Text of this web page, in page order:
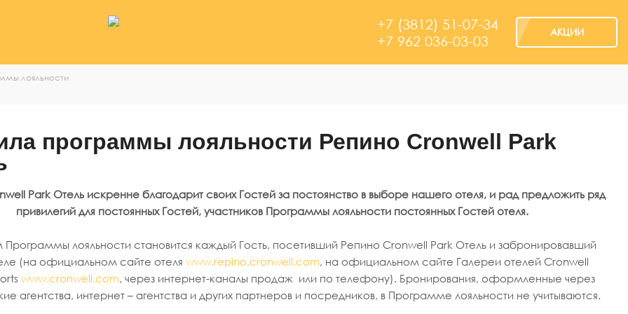
+7 (3812) 51-07-34
+7 962 036-03-03
АКЦИИ
лояльности
программы лояльности Репино Cronwell Park
Park Отель искренне благодарит своих Гостей за постоянство в выборе нашего отеля, и рад предложить ряд
привилегий для постоянных Гостей, участников Программы лояльности постоянных Гостей отеля.
Программы лояльности становится каждый Гость, посетивший Репино Cronwell Park Отель и забронировавший
(на официальном сайте отеля www.repino.cronwell.com, на официальном сайте Галереи отелей Cronwell
www.cronwell.com, через интернет-каналы продаж или по телефону). Бронирования, оформленные через
агентства, интернет – агентства и других партнеров и посредников, в Программе лояльности не учитываются.